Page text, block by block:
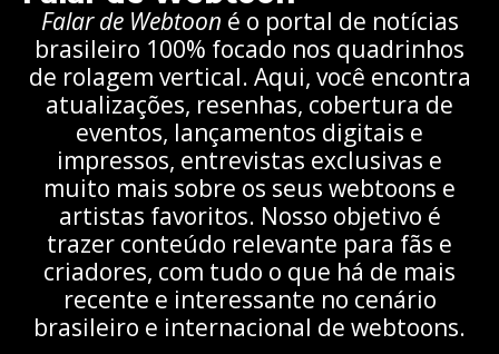
Falar de Webtoon é o portal de notícias
brasileiro 100% focado nos quadrinhos
de rolagem vertical. Aqui, você encontra
atualizações, resenhas, cobertura de
eventos, lançamentos digitais e
impressos, entrevistas exclusivas e
muito mais sobre os seus webtoons e
artistas favoritos. Nosso objetivo é
trazer conteúdo relevante para fãs e
criadores, com tudo o que há de mais
recente e interessante no cenário
brasileiro e internacional de webtoons.